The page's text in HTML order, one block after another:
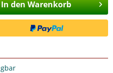
In den Warenkorb